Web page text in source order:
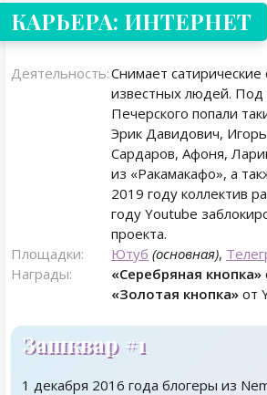
КАРЬЕРА: ИНТЕРНЕТ
Деятельность:Снимает
известных людей. Под
Печерского попали
Эрик Давидович,
Сардаров, Афоня,
из «Ракамакафо», а
2019 году коллектив
году Youtube
проекта.
Площадки:
Ютуб (основная),
Награды:
«Серебряная кнопка»
«Золотая кнопка» от
Зашквар #1
1 декабря 2016 года блогеры из